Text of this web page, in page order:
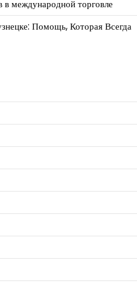
международной торговле
Помощь, Которая Всегда